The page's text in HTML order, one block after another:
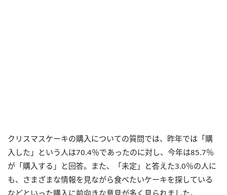
クリスマスケーキの購入についての質問では、昨年では「購
入した」という人は70.4％であったのに対し、今年は85.7％
が「購入する」と回答。また、「未定」と答えた3.0％の人に
も、さまざまな情報を見ながら食べたいケーキを探している